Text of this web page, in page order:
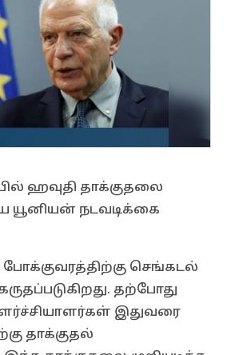
ஹவுதி தாக்குதலை
யூனியன் நடவடிக்கை
செங்கடல்
தற்போது
இதுவரை
தாக்குதல்